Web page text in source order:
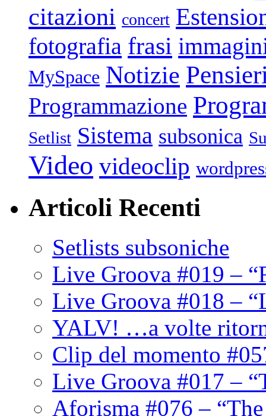
citazioni concert
fotografia frasi
MySpace Notizie
Programmazione
Setlist Sistema subsonica
Video videoclip
Articoli Recenti
Setlists subsoniche
Live Groova #019 –
Live Groova #018 –
YALV! …a volte
Clip del momento
Live Groova #017 –
Aforisma #076 –